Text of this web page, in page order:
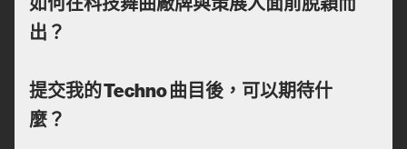
出？
提交我的 Techno 曲目後，可以期待什
麼？